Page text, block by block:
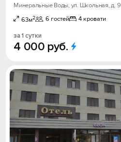
Минеральные Воды, ул. Школьная, д. 9
63м2 6 гостей 4 кровати
за 1 сутки
4 000 руб.